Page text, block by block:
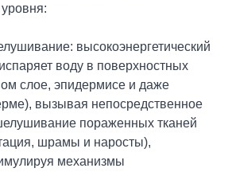
высокоэнергетический
воду в поверхностных
слое, эпидермисе и даже
вызывая непосредственное
пораженных тканей
шрамы и наросты),
механизмы